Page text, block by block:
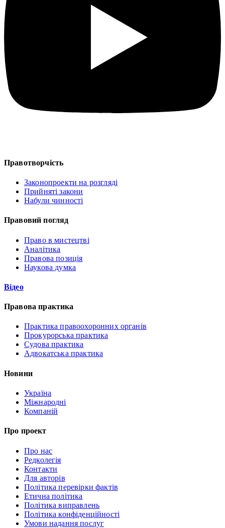
Правотворчість
Законопроекти на розгляді
Прийняті закони
Набули чинності
Правовий погляд
Право в мистецтві
Аналітика
Правова позиція
Наукова думка
Відео
Правова практика
Практика правоохоронних органів
Прокурорська практика
Судова практика
Адвокатська практика
Новини
Україна
Міжнародні
Компаній
Про проект
Про нас
Редколегія
Контакти
Для авторів
Політика перевірки фактів
Етична політика
Політика виправлень
Політика конфіденційності
Умови надання послуг